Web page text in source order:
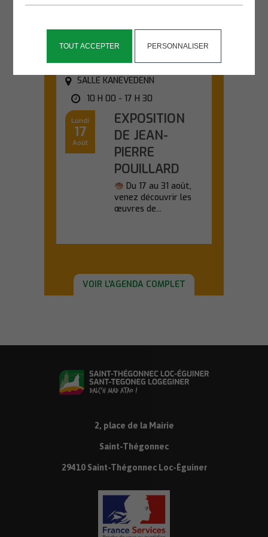
TOUT ACCEPTER PERSONNALISER
d'une sortie nature...
SALLE KANEVEDENN
10 H 00 - 17 H 30
Lundi
17
Août
EXPOSITION
DE JEAN-
PIERRE
POUILLARD
Du 17 au 31 août,
venez découvrir les
œuvres de...
VOIR L'AGENDA COMPLET
2, place de la Mairie
Saint-Thégonnec
29410 Saint-Thégonnec Loc-Éguiner